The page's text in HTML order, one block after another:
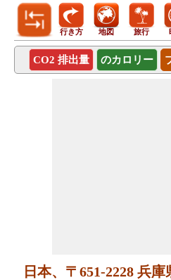
行き方 地図 旅行
CO2 排出量 のカロリー
日本、〒651-2228 兵